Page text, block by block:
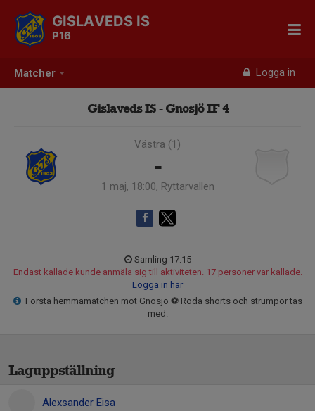
Matcher Logga in
GISLAVEDS IS
P16
Gislaveds IS - Gnosjö IF 4
Västra (1)
-
1 maj, 18:00, Ryttarvallen
Samling 17:15
Endast kallade kunde anmäla sig till aktiviteten. 17 personer var kallade.
Logga in här
Första hemmamatchen mot Gnosjö ⚽️ Röda shorts och strumpor tas
med.
Laguppställning
Alexsander Eisa